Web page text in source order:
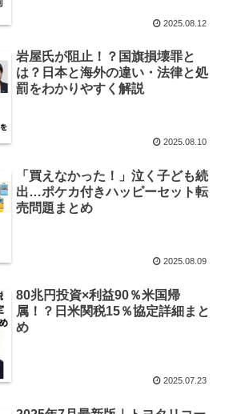
2025.08.12
岩屋氏が阻止！？国旗損壊罪と
は？日本と海外の違い・法律と処
罰をわかりやすく解説
2025.08.10
「買えなかった！」泣く子ども続
出…ポケカ付きハッピーセット転
売問題まとめ
2025.08.09
80兆円投資×利益90％米国帰
属！？日米関税15％協定詳細まと
め
2025.07.23